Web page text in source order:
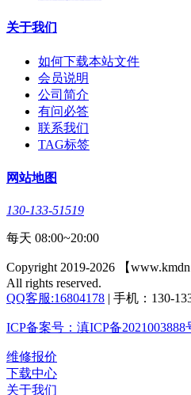
关于我们
如何下载本站文件
会员说明
公司简介
有问必答
联系我们
TAG标签
网站地图
130-133-51519
每天 08:00~20:00
Copyright 2019-2026 【
All rights reserved.
QQ客服:16804178 | 手机：130-
ICP备案号：滇ICP备2021003888
维修报价
下载中心
关于我们